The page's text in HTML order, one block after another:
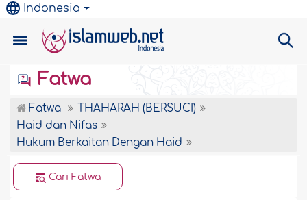
Indonesia
Fatwa
Fatwa
THAHARAH (BERSUCI)
Haid dan Nifas
Hukum Berkaitan Dengan Haid
Cari Fatwa